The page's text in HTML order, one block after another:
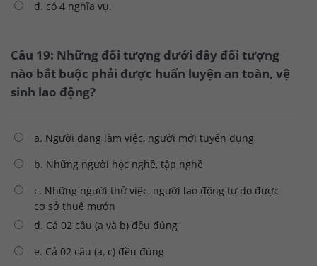
d. có 4 nghĩa vụ.
Câu 19: Những đối tượng dưới đây đối tượng
nào bắt buộc phải được huấn luyện an toàn, vệ
sinh lao động?
a. Người đang làm việc, người mới tuyển dụng
b. Những người học nghề, tập nghề
c. Những người thử việc, người lao động tự do được
cơ sở thuê mướn
d. Cả 02 câu (a và b) đều đúng
e. Cả 02 câu (a, c) đều đúng